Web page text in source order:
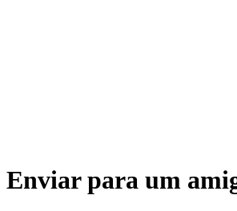
Enviar para um